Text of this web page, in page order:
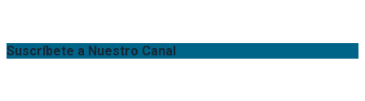
Suscríbete a Nuestro Canal